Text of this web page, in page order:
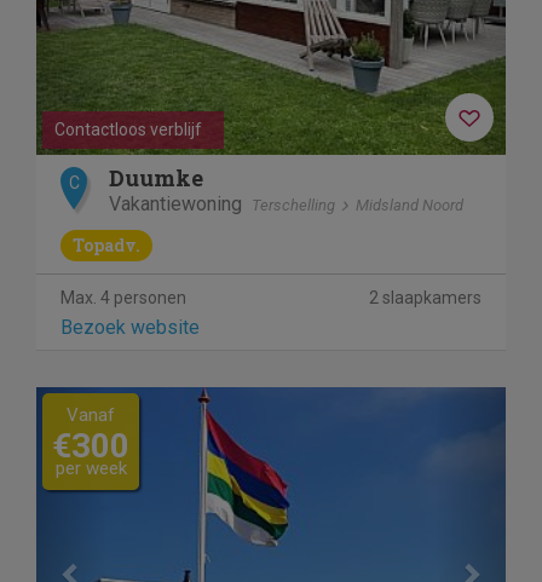
Contactloos verblijf
C Duumke
Vakantiewoning Terschelling Midsland Noord
Topadv.
Max. 4 personen 2 slaapkamers
Bezoek website
Previous
Vanaf
€300
per week